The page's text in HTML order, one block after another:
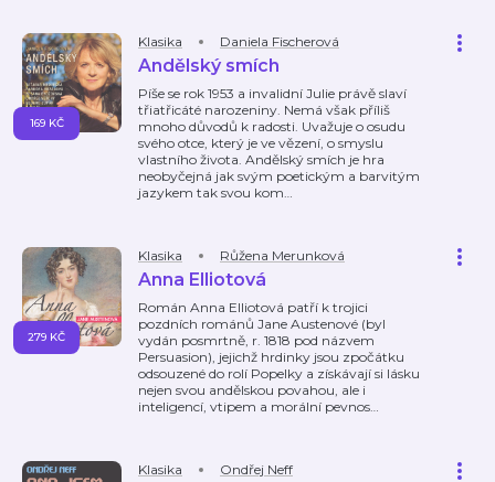
Klasika Daniela Fischerová
Andělský smích
Píše se rok 1953 a invalidní Julie právě slaví
třiatřicáté narozeniny. Nemá však příliš
mnoho důvodů k radosti. Uvažuje o osudu
svého otce, který je ve vězení, o smyslu
vlastního života. Andělský smích je hra
neobyčejná jak svým poetickým a barvitým
jazykem tak svou kom…
169 KČ
Klasika Růžena Merunková
Anna Elliotová
Román Anna Elliotová patří k trojici
pozdních románů Jane Austenové (byl
vydán posmrtně, r. 1818 pod názvem
Persuasion), jejichž hrdinky jsou zpočátku
odsouzené do rolí Popelky a získávají si lásku
nejen svou andělskou povahou, ale i
inteligencí, vtipem a morální pevnos…
279 KČ
Klasika Ondřej Neff